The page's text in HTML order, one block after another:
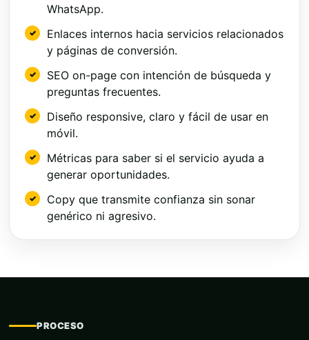
WhatsApp.
Enlaces internos hacia servicios relacionados
y páginas de conversión.
SEO on-page con intención de búsqueda y
preguntas frecuentes.
Diseño responsive, claro y fácil de usar en
móvil.
Métricas para saber si el servicio ayuda a
generar oportunidades.
Copy que transmite confianza sin sonar
genérico ni agresivo.
PROCESO